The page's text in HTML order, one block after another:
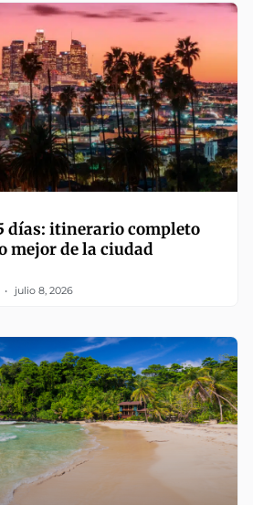
días: itinerario completo
mejor de la ciudad
julio 8, 2026